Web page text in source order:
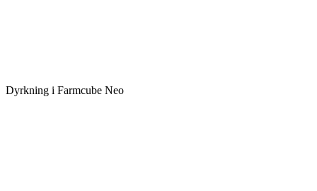
Dyrkning i Farmcube Neo